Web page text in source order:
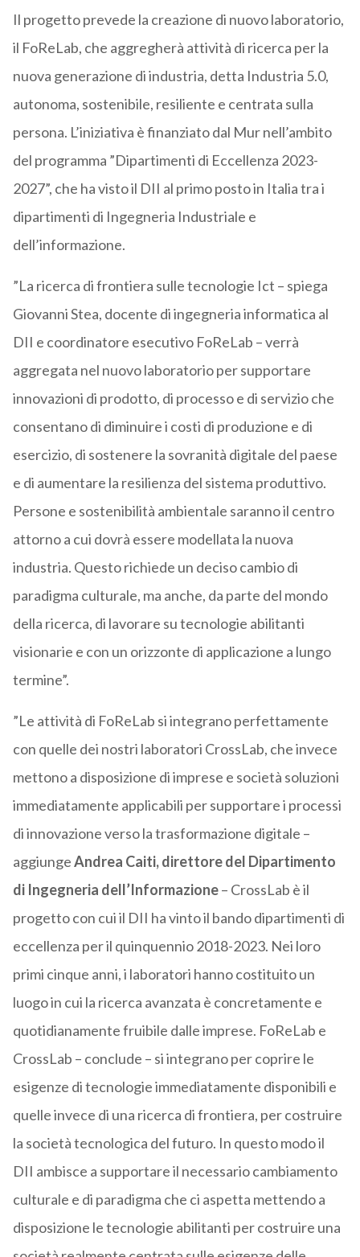
Il progetto prevede la creazione di nuovo laboratorio,
il FoReLab, che aggregherà attività di ricerca per la
nuova generazione di industria, detta Industria 5.0,
autonoma, sostenibile, resiliente e centrata sulla
persona. L’iniziativa è finanziato dal Mur nell’ambito
del programma ”Dipartimenti di Eccellenza 2023-
2027”, che ha visto il DII al primo posto in Italia tra i
dipartimenti di Ingegneria Industriale e
dell’informazione.
”La ricerca di frontiera sulle tecnologie Ict – spiega
Giovanni Stea, docente di ingegneria informatica al
DII e coordinatore esecutivo FoReLab – verrà
aggregata nel nuovo laboratorio per supportare
innovazioni di prodotto, di processo e di servizio che
consentano di diminuire i costi di produzione e di
esercizio, di sostenere la sovranità digitale del paese
e di aumentare la resilienza del sistema produttivo.
Persone e sostenibilità ambientale saranno il centro
attorno a cui dovrà essere modellata la nuova
industria. Questo richiede un deciso cambio di
paradigma culturale, ma anche, da parte del mondo
della ricerca, di lavorare su tecnologie abilitanti
visionarie e con un orizzonte di applicazione a lungo
termine”.
”Le attività di FoReLab si integrano perfettamente
con quelle dei nostri laboratori CrossLab, che invece
mettono a disposizione di imprese e società soluzioni
immediatamente applicabili per supportare i processi
di innovazione verso la trasformazione digitale –
aggiungeAndrea Caiti, direttore del Dipartimento
di Ingegneria dell’Informazione– CrossLab è il
progetto con cui il DII ha vinto il bando dipartimenti di
eccellenza per il quinquennio 2018-2023. Nei loro
primi cinque anni, i laboratori hanno costituito un
luogo in cui la ricerca avanzata è concretamente e
quotidianamente fruibile dalle imprese. FoReLab e
CrossLab – conclude – si integrano per coprire le
esigenze di tecnologie immediatamente disponibili e
quelle invece di una ricerca di frontiera, per costruire
la società tecnologica del futuro. In questo modo il
DII ambisce a supportare il necessario cambiamento
culturale e di paradigma che ci aspetta mettendo a
disposizione le tecnologie abilitanti per costruire una